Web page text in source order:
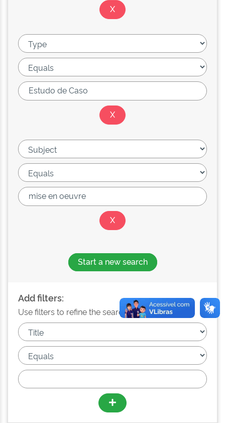
Start a new search
Add filters:
Use filters to refine the search results.